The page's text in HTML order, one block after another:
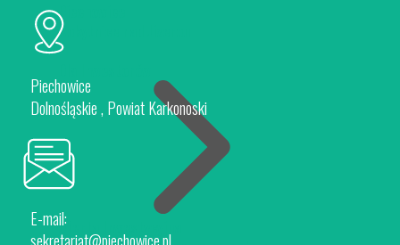
Piechowice
Rokytnice nad Jizerou
Oferta Inwestycyjna
Piechowice
Dolnośląskie , Powiat Karkonoski
E-mail: